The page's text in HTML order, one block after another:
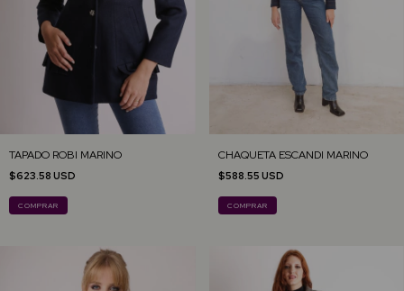
TAPADO ROBI MARINO
$623.58 USD
COMPRAR
CHAQUETA ESCANDI MARINO
$588.55 USD
COMPRAR